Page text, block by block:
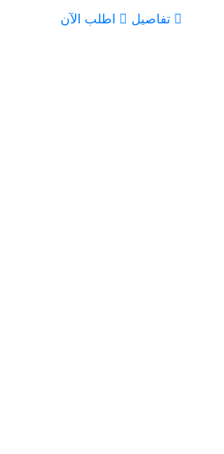
تفاصيل
اطلب الآن